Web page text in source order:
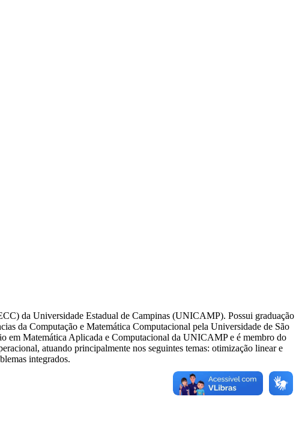
da Universidade Estadual de Campinas (UNICAMP). Possui graduação
da Computação e Matemática Computacional pela Universidade de São
em Matemática Aplicada e Computacional da UNICAMP e é membro do
atuando principalmente nos seguintes temas: otimização linear e
integrados.